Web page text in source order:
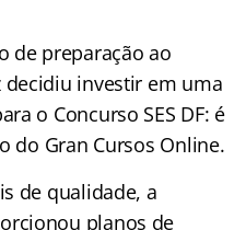
de preparação ao
decidiu investir em uma
o Concurso SES DF: é
do Gran Cursos Online.
de qualidade, a
planos de